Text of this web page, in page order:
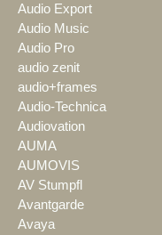
Audio Export
Audio Music
Audio Pro
audio zenit
audio+frames
Audio-Technica
Audiovation
AUMA
AUMOVIS
AV Stumpfl
Avantgarde
Avaya